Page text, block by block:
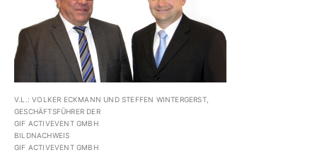
V.L.: VOLKER ECKMANN UND STEFFEN WINTERGERST,
GESCHÄFTSFÜHRER DER
GIF ACTIVEVENT GMBH
BILDNACHWEIS
GIF ACTIVEVENT GMBH